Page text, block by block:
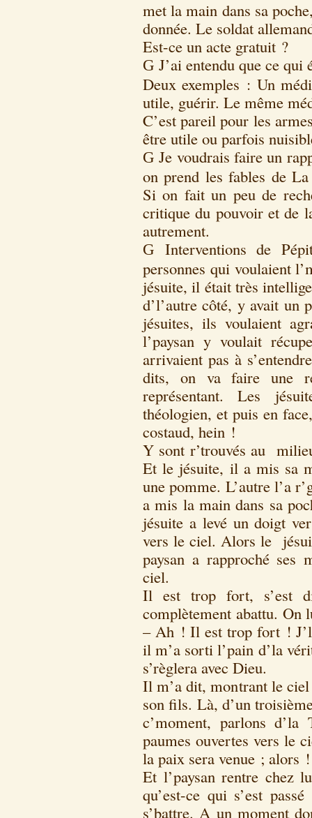
met la main dans sa
donnée. Le soldat
Est-ce un acte gratuit ?
G J’ai entendu que ce
Deux exemples : Un
utile, guérir. Le même
C’est pareil pour les
être utile ou parfois
GJe voudrais faire un
on prend les fables de
Si on fait un peu de
critique du pouvoir et de
autrement.
G Interventions de
personnes qui voulaient
jésuite, il était très
d’l’autre côté, y avait un
jésuites, ils voulaient
l’paysan y voulait
arrivaient pas à
dits, on va faire une
représentant. Les
théologien, et puis en
costaud, hein !
Y sont r’trouvés au
Et le jésuite, il a mis sa
une pomme. L’autre l’a
a mis la main dans sa
jésuite a levé un doigt
vers le ciel. Alors le
paysan a rapproché ses
ciel.
Il est trop fort, s’est
complètement abattu. On
– Ah ! Il est trop fort !
il m’a sorti l’pain d’la
s’règlera avec Dieu.
Il m’a dit, montrant le ciel
son fils. Là, d’un
c’moment, parlons
paumes ouvertes vers le
la paix sera venue ; alors
Et l’paysan rentre chez
qu’est-ce qui s’est
s’battre. A un moment